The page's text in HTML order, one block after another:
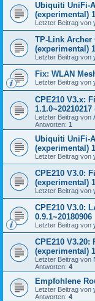
Ubiquiti UniFi-
(experimental)
Letzter Beitrag von
TP-Link Archer
(experimental)
Letzter Beitrag von
Fix: WLAN
Letzter Beitrag von
CPE210 V3.x:
Letzter Beitrag von
Antworten: 1
Ubiquiti UniFi-
(experimental)
Letzter Beitrag von
CPE210 V3.0:
(experimental)
Letzter Beitrag von
CPE210 V3.0:
0.9.1~20180906
Letzter Beitrag von
CPE210 V3.20:
(experimental)
Letzter Beitrag von
Antworten: 4
Empfohlene
Letzter Beitrag von
Antworten: 4